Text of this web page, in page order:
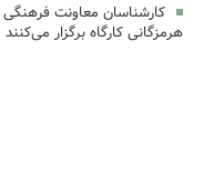
کارشناسان معاونت فرهنگی
هرمزگانی کارگاه‌ برگزار می‌کنند